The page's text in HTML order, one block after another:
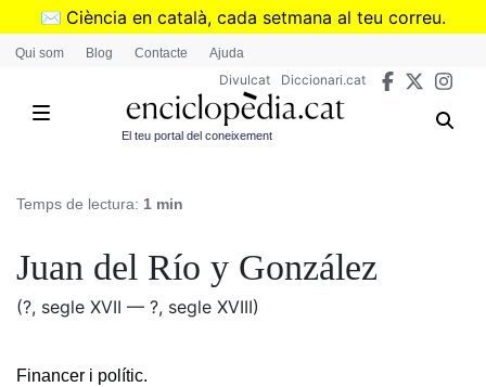
Vés
✉️ Ciència en català, cada setmana al teu correu.
➜Subscriu-te al butlletí de Divulcat
Qui som Blog Contacte Ajuda
Divulcat Diccionari.cat
El teu portal del coneixement
Temps de lectura: 1 min
Juan del Río y González
(?, segle XVII — ?, segle XVIII)
Financer i polític.